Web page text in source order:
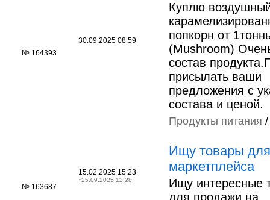
№ 164393
30.09.2025 08:59
Куплю
попкорн от
(Mushroom)
состав
присылать ваши
предложения с
состава и ценой.
Продукты питания
№ 163687
15.02.2025 15:23
↑25.09.2025 12:28
Ищу товары для
маркетплейса
Ищу интересные
для продажи на